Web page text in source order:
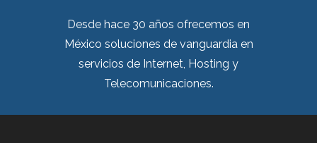
Desde hace 30 años ofrecemos en
México soluciones de vanguardia en
servicios de Internet, Hosting y
Telecomunicaciones.